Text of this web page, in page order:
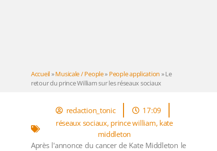
Accueil»Musicale / People» People application »Le
retour du prince William sur les réseaux sociaux
redaction_tonic
17:09
réseaux sociaux, prince william, kate
middleton
Après l'annonce du cancer de Kate Middleton le